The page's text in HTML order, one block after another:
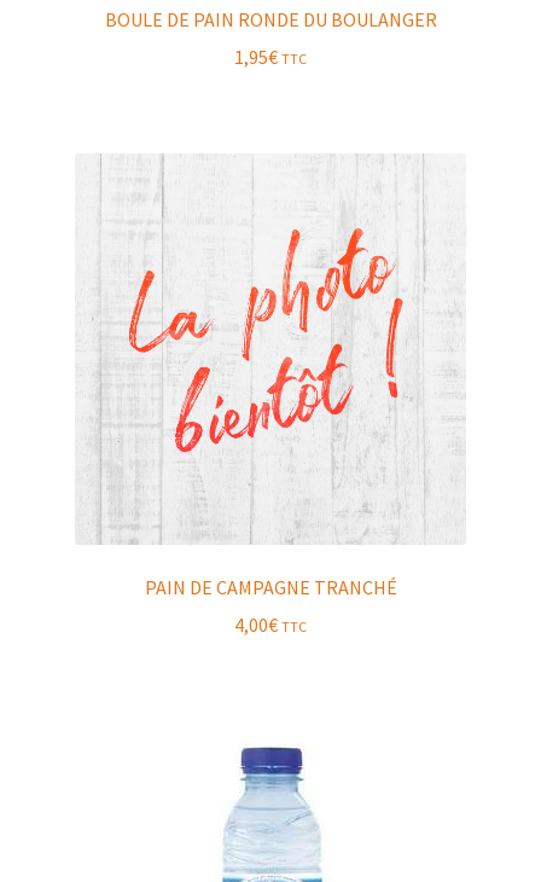
BOULE DE PAIN RONDE DU BOULANGER
1,95€ TTC
PAIN DE CAMPAGNE TRANCHÉ
4,00€ TTC